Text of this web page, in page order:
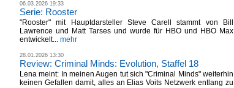
06.03.2026 19:33
Serie: Rooster
"Rooster" mit Hauptdarsteller Steve Carell stammt von Bill
Lawrence und Matt Tarses und wurde für HBO und HBO Max
entwickelt... mehr
28.01.2026 13:30
Review: Criminal Minds: Evolution, Staffel 18
Lena meint: In meinen Augen tut sich "Criminal Minds" weiterhin
keinen Gefallen damit, alles an Elias Voits Netzwerk entlang zu